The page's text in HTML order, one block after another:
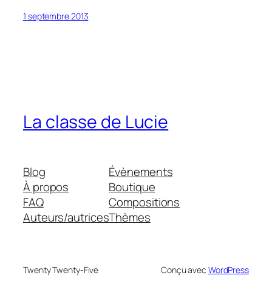
1 septembre 2013
La classe de Lucie
Blog
À propos
FAQ
Auteurs/autrices
Évènements
Boutique
Compositions
Thèmes
Twenty Twenty-Five Conçu avec WordPress